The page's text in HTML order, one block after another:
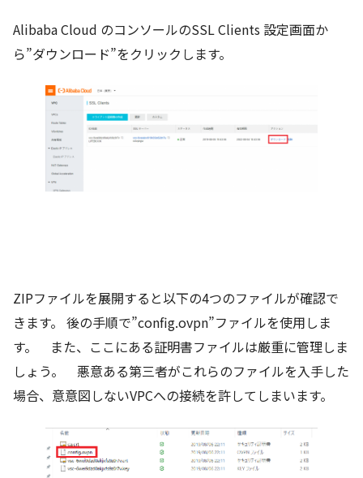
Alibaba Cloud のコンソールのSSL Clients 設定画面か
ら”ダウンロード”をクリックします。
ZIPファイルを展開すると以下の4つのファイルが確認で
きます。 後の手順で”config.ovpn”ファイルを使用しま
す。 また、ここにある証明書ファイルは厳重に管理しま
しょう。 悪意ある第三者がこれらのファイルを入手した
場合、意意図しないVPCへの接続を許してしまいます。